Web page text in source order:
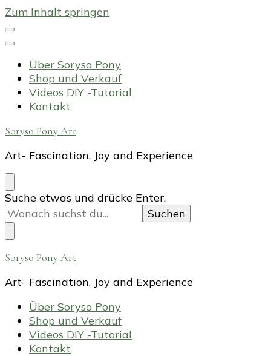
Zum Inhalt springen
Über Soryso Pony
Shop und Verkauf
Videos DIY -Tutorial
Kontakt
Soryso Pony Art
Art- Fascination, Joy and Experience
Suchst
du
nach
etwas?
Suche etwas und drücke Enter.
Soryso Pony Art
Art- Fascination, Joy and Experience
Über Soryso Pony
Shop und Verkauf
Videos DIY -Tutorial
Kontakt